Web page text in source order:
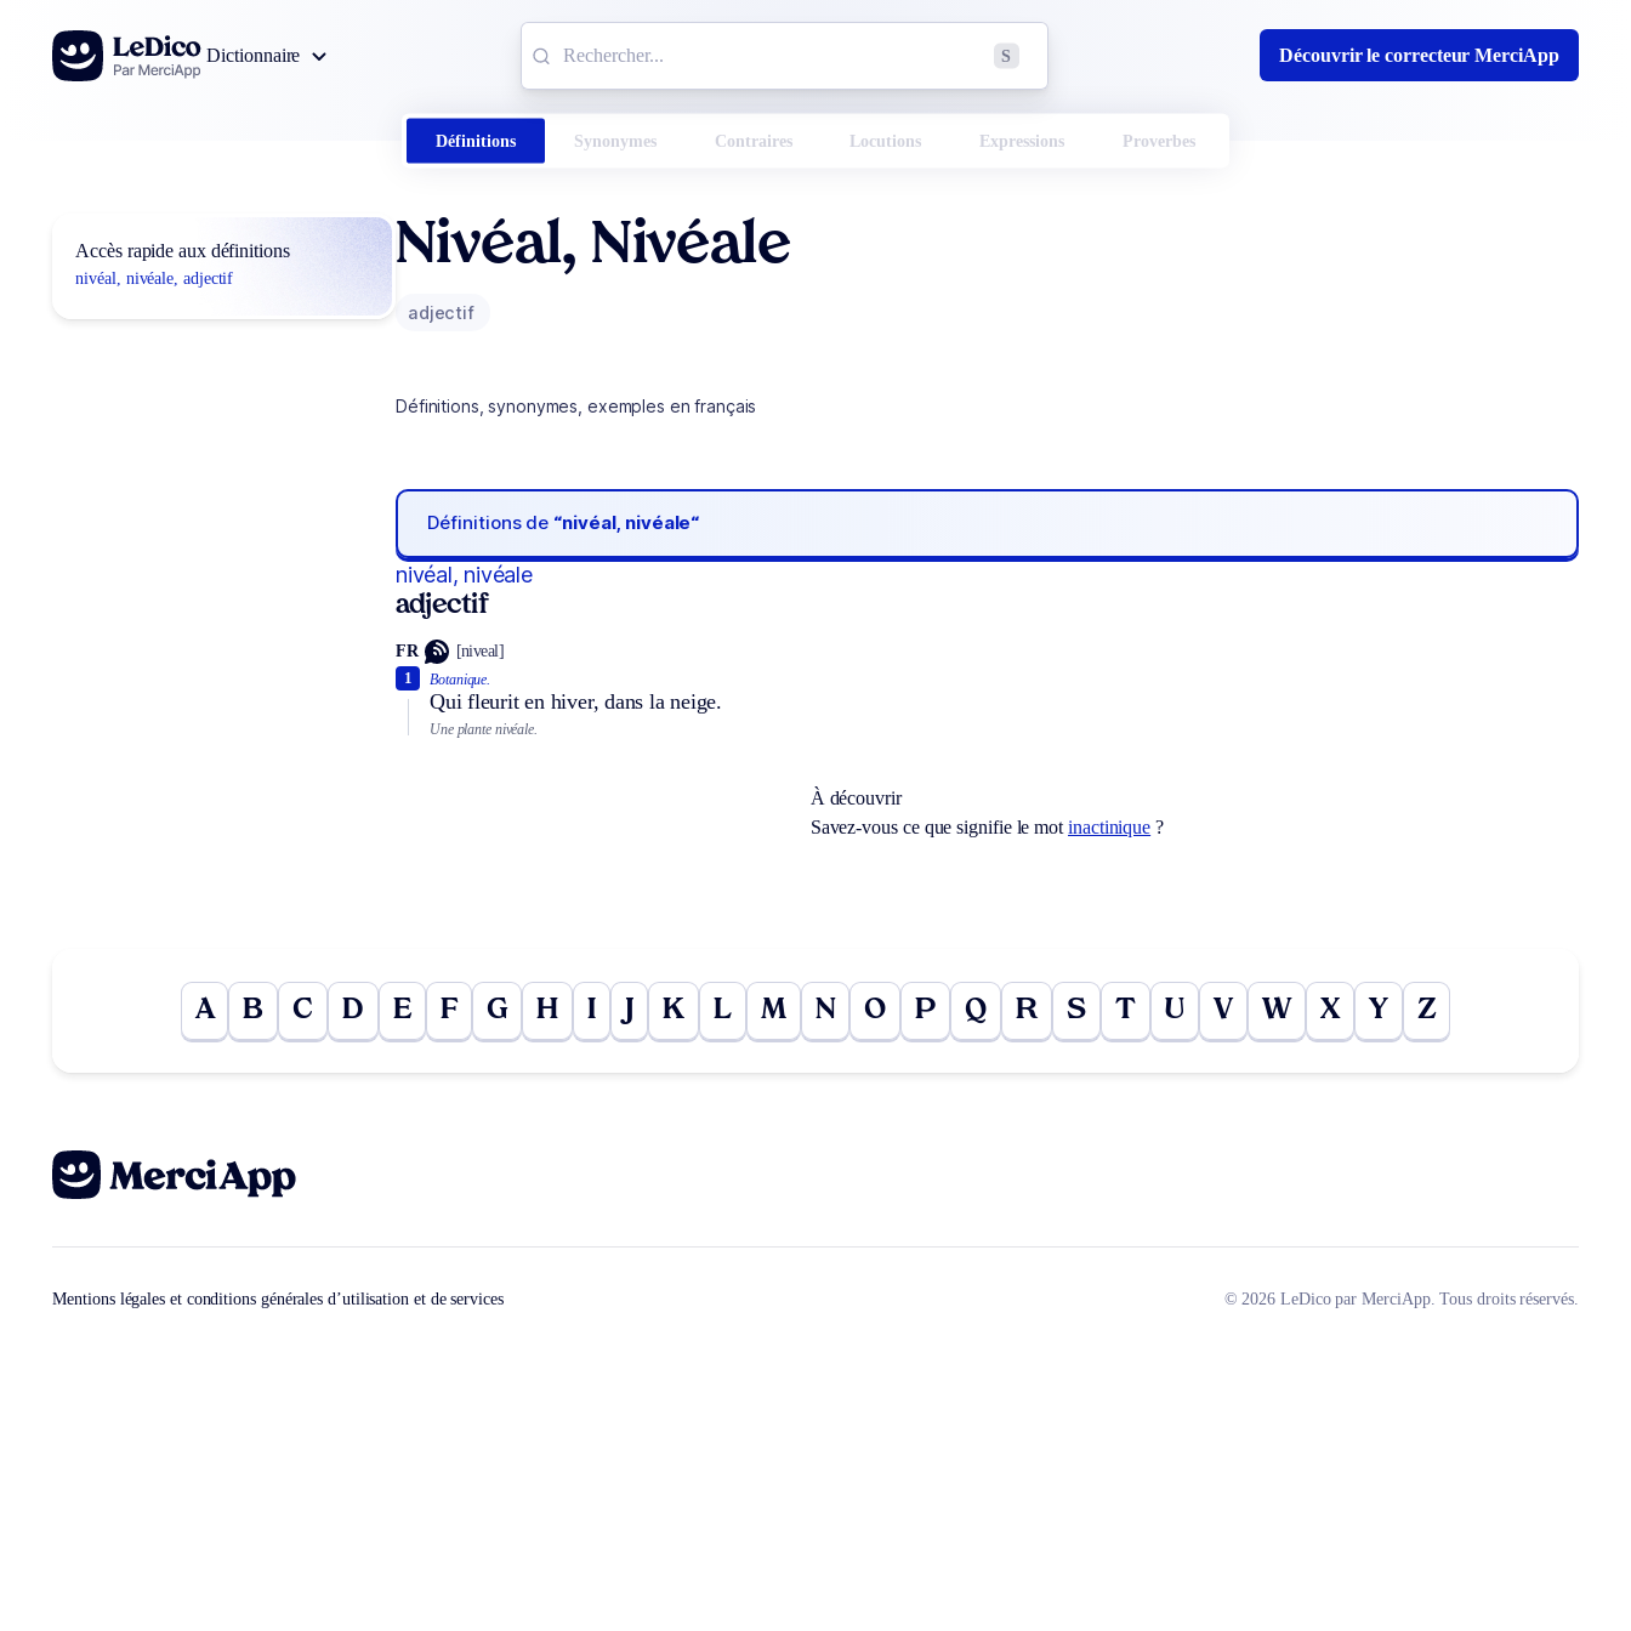
Aller au contenu
Dictionnaire
S Découvrir le correcteur MerciApp
Définitions Synonymes Contraires Locutions Expressions Proverbes
Accès rapide aux définitions
nivéal, nivéale, adjectif
Nivéal, Nivéale
adjectif
Définitions, synonymes, exemples en français
Définitions de “nivéal, nivéale“
nivéal, nivéale
adjectif
FR [niveal]
Botanique.
Qui fleurit en hiver, dans la neige.
1
Une plante nivéale.
À découvrir
Savez-vous ce que signifie le motinactinique ?
A B C D E F G H I J K L M N O P Q R S T U V W X Y Z
Mentions légales et conditions générales d’utilisation et de services © 2026 LeDico par MerciApp. Tous droits réservés.